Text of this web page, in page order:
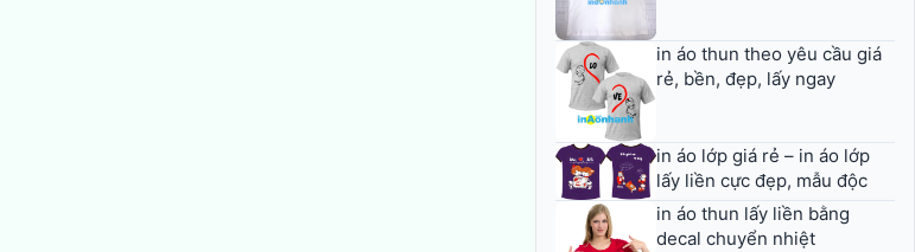
in áo thun theo yêu cầu giá
rẻ, bền, đẹp, lấy ngay
in áo lớp giá rẻ – in áo lớp
lấy liền cực đẹp, mẫu độc
in áo thun lấy liền bằng
decal chuyển nhiệt